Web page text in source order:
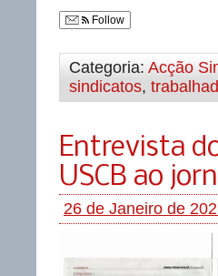
Follow
Categoria: Acção
sindicatos,
Entrevista
USCB ao
26 de Janeiro de